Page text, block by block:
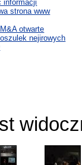
informacji
strona www
otwarte
nejirowych